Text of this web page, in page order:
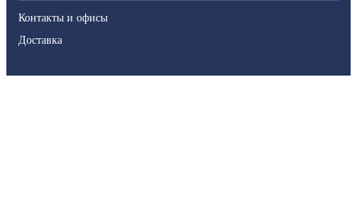
Контакты и офисы
Доставка